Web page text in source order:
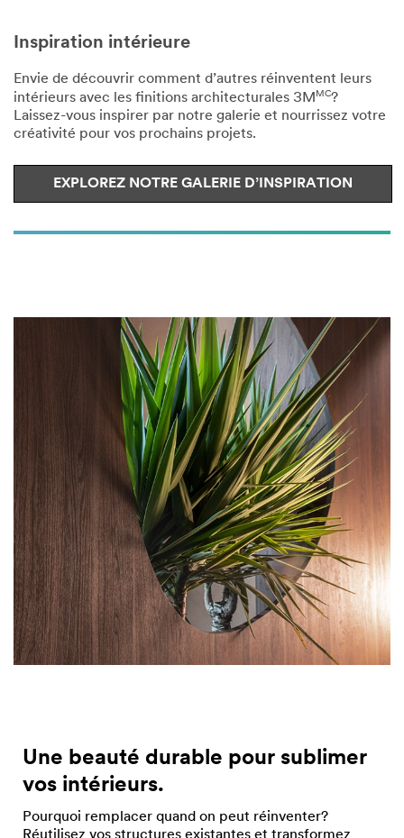
Inspiration intérieure
Envie de découvrir comment d’autres réinventent leurs
intérieurs avec les finitions architecturales 3M MC?
Laissez-vous inspirer par notre galerie et nourrissez votre
créativité pour vos prochains projets.
EXPLOREZ NOTRE GALERIE D’INSPIRATION
Une beauté durable pour sublimer
vos intérieurs.
Pourquoi remplacer quand on peut réinventer?